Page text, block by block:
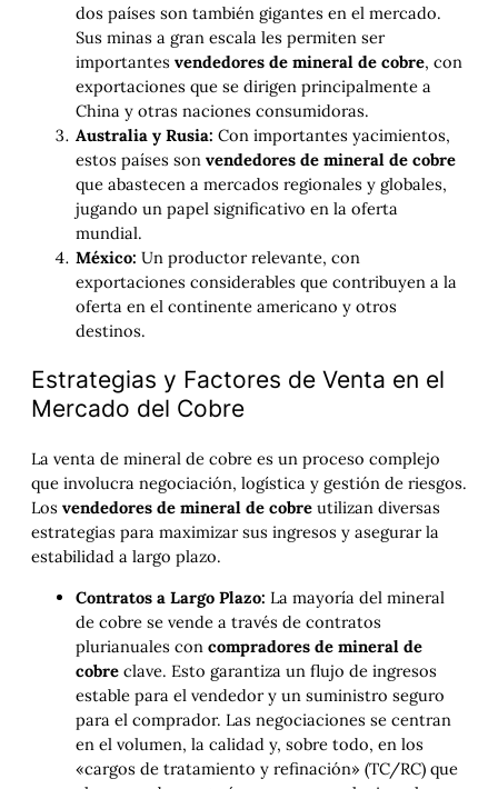
dos países son también gigantes en el mercado.
Sus minas a gran escala les permiten ser
importantes vendedores de mineral de cobre, con
exportaciones que se dirigen principalmente a
China y otras naciones consumidoras.
Australia y Rusia: Con importantes yacimientos,
estos países son vendedores de mineral de cobre
que abastecen a mercados regionales y globales,
jugando un papel significativo en la oferta
mundial.
México: Un productor relevante, con
exportaciones considerables que contribuyen a la
oferta en el continente americano y otros
destinos.
Estrategias y Factores de Venta en el
Mercado del Cobre
La venta de mineral de cobre es un proceso complejo
que involucra negociación, logística y gestión de riesgos.
Los vendedores de mineral de cobre utilizan diversas
estrategias para maximizar sus ingresos y asegurar la
estabilidad a largo plazo.
Contratos a Largo Plazo: La mayoría del mineral
de cobre se vende a través de contratos
plurianuales con compradores de mineral de
cobre clave. Esto garantiza un flujo de ingresos
estable para el vendedor y un suministro seguro
para el comprador. Las negociaciones se centran
en el volumen, la calidad y, sobre todo, en los
«cargos de tratamiento y refinación» (TC/RC) que